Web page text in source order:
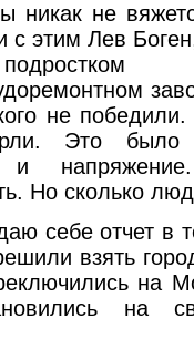
никак не
с этим Лев
не победили.
Это было
и
Но сколько
себе отчет в
взять
на
на